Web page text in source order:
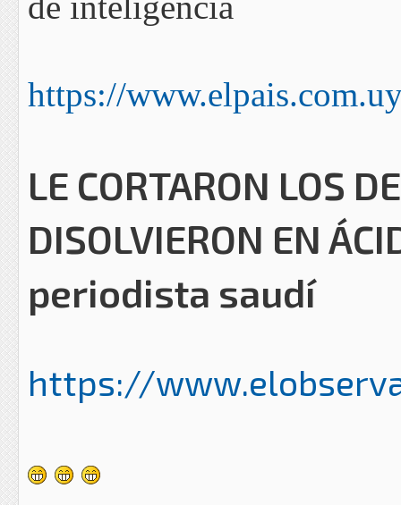
https://
LE CORTARON LOS
DISOLVIERON EN
periodista saudí
https://